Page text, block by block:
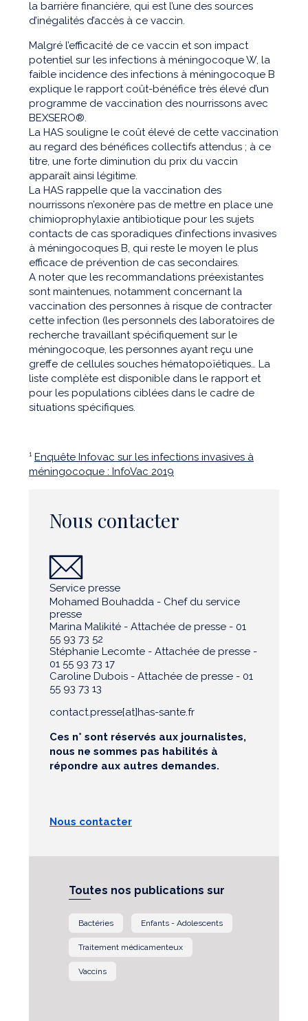
la barrière financière, qui est l’une des sources
d’inégalités d’accès à ce vaccin.
Malgré l’efficacité de ce vaccin et son impact
potentiel sur les infections à méningocoque W, la
faible incidence des infections à méningocoque B
explique le rapport coût-bénéfice très élevé d’un
programme de vaccination des nourrissons avec
BEXSERO®.
La HAS souligne le coût élevé de cette vaccination
au regard des bénéfices collectifs attendus ; à ce
titre, une forte diminution du prix du vaccin
apparaît ainsi légitime.
La HAS rappelle que la vaccination des
nourrissons n’exonère pas de mettre en place une
chimioprophylaxie antibiotique pour les sujets
contacts de cas sporadiques d’infections invasives
à méningocoques B, qui reste le moyen le plus
efficace de prévention de cas secondaires.
A noter que les recommandations préexistantes
sont maintenues, notamment concernant la
vaccination des personnes à risque de contracter
cette infection (les personnels des laboratoires de
recherche travaillant spécifiquement sur le
méningocoque, les personnes ayant reçu une
greffe de cellules souches hématopoïétiques… La
liste complète est disponible dans le rapport et
pour les populations ciblées dans le cadre de
situations spécifiques.
¹ Enquête Infovac sur les infections invasives à
méningocoque : InfoVac 2019
Nous contacter
Service presse
Mohamed Bouhadda - Chef du service
presse
Marina Malikité - Attachée de presse - 01
55 93 73 52
Stéphanie Lecomte - Attachée de presse -
01 55 93 73 17
Caroline Dubois - Attachée de presse - 01
55 93 73 13
contact.presse[at]has-sante.fr
Ces n° sont réservés aux journalistes,
nous ne sommes pas habilités à
répondre aux autres demandes.
Nous contacter
Toutes nos publications sur
Bactéries Enfants - Adolescents
Traitement médicamenteux
Vaccins